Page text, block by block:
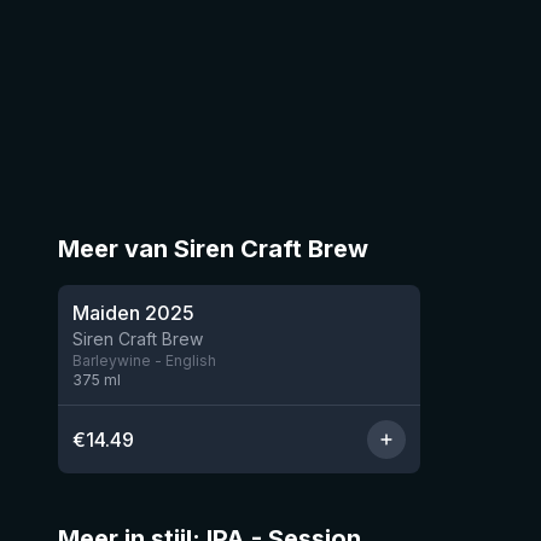
Meer van Siren Craft Brew
★4.15
Maiden 2025
Siren Craft Brew
Barleywine - English
375 ml
€14.49